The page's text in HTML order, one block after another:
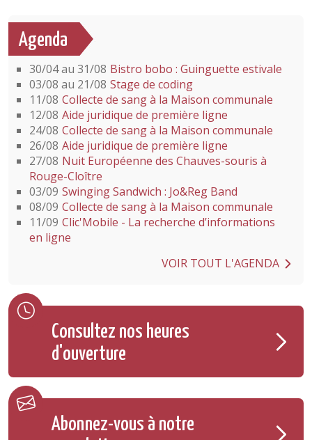
Agenda
30/04 au 31/08 Bistro bobo : Guinguette estivale
03/08 au 21/08 Stage de coding
11/08 Collecte de sang à la Maison communale
12/08 Aide juridique de première ligne
24/08 Collecte de sang à la Maison communale
26/08 Aide juridique de première ligne
27/08 Nuit Européenne des Chauves-souris à
Rouge-Cloître
03/09 Swinging Sandwich : Jo&Reg Band
08/09 Collecte de sang à la Maison communale
11/09 Clic'Mobile - La recherche d’informations
en ligne
VOIR TOUT L'AGENDA
Consultez nos heures
d'ouverture
Abonnez-vous à notre